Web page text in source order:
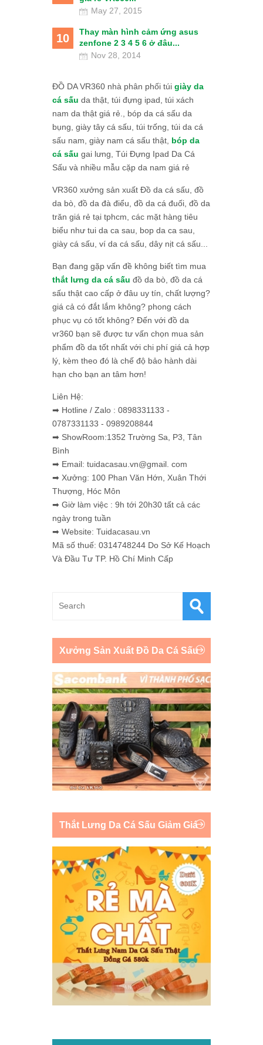
May 27, 2015
10
Thay màn hình cảm ứng asus
zenfone 2 3 4 5 6 ở đâu...
Nov 28, 2014
ĐỒ DA VR360 nhà phân phối túi giày da
cá sấu da thật, túi đựng ipad, túi xách
nam da thật giá rẻ., bóp da cá sấu da
bụng, giày tây cá sấu, túi trống, túi da cá
sấu nam, giày nam cá sấu thật, bóp da
cá sấu gai lưng, Túi Đựng Ipad Da Cá
Sấu và nhiều mẫu cặp da nam giá rẻ
VR360 xưởng sản xuất Đồ da cá sấu, đồ
da bò, đồ da đà điểu, đồ da cá đuối, đồ da
trăn giá rẻ tại tphcm, các mặt hàng tiêu
biểu như tui da ca sau, bop da ca sau,
giày cá sấu, ví da cá sấu, dây nịt cá sấu...
Bạn đang gặp vấn đề không biết tìm mua
thắt lưng da cá sấu đồ da bò, đồ da cá
sấu thật cao cấp ở đâu uy tín, chất lượng?
giá cả có đắt lắm không? phong cách
phục vụ có tốt không? Đến với đồ da
vr360 bạn sẽ được tư vấn chọn mua sản
phẩm đồ da tốt nhất với chi phí giá cả hợp
lý, kèm theo đó là chế độ bảo hành dài
hạn cho bạn an tâm hơn!
Liên Hệ:
➡ Hotline / Zalo : 0898331133 -
0787331133 - 0989208844
➡ ShowRoom:1352 Trường Sa, P3, Tân
Bình
➡ Email: tuidacasau.vn@gmail. com
➡ Xưởng: 100 Phan Văn Hớn, Xuân Thới
Thượng, Hóc Môn
➡ Giờ làm việc : 9h tới 20h30 tất cả các
ngày trong tuần
➡ Website: Tuidacasau.vn
Mã số thuế: 0314748244 Do Sở Kế Hoạch
Và Đầu Tư TP. Hồ Chí Minh Cấp
Xưởng Sản Xuất Đồ Da Cá Sấu
Thắt Lưng Da Cá Sấu Giảm Giá